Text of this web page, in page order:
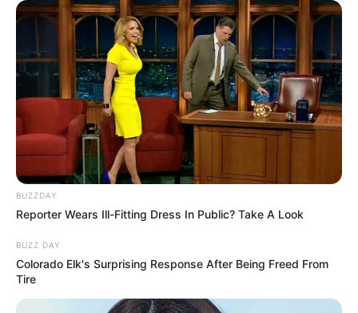
Quermania folgen: Impressum & Kontakt
Smartphone Startseite
Suchen:
BUZZDAY
Reporter Wears Ill-Fitting Dress In Public? Take A Look
BUZZ DAY
Colorado Elk's Surprising Response After Being Freed From
Tire